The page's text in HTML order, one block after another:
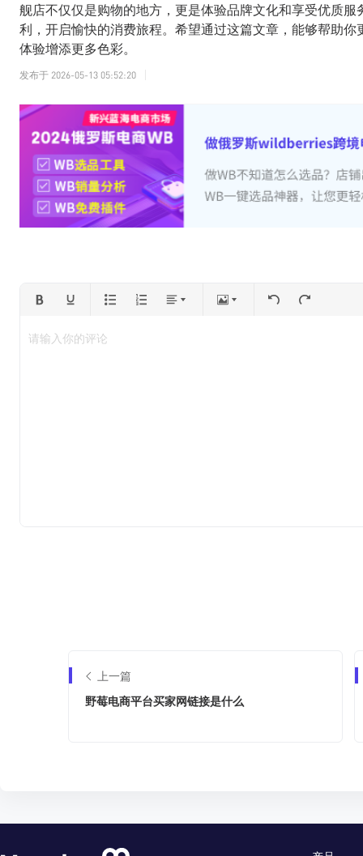
舰店不仅仅是购物的地方，更是体验品牌文化和享受优质
利，开启愉快的消费旅程。希望通过这篇文章，能够帮助
体验增添更多色彩。
发布于 2026-05-13 05:52:20
请输入你的评论
上一篇
野莓电商平台买家网链接是什么